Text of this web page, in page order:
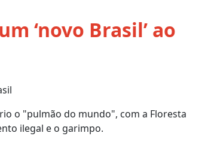
‘novo Brasil’ ao